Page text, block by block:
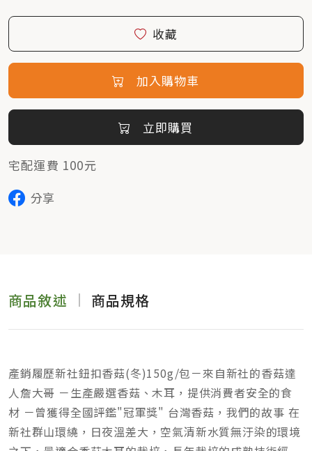
收藏
加入購物車
立即購買
宅配運費 100元
分享
商品敘述 商品規格
產銷履歷新社鈕扣香菇(冬)150g/包－來自新社的香菇達
人詹大哥 －生產嚴選香菇、木耳，提供消費者安全的食
材 －曾獲得全國評鑑"冠軍獎" 台灣香菇，我們的故事 在
新社群山環繞，日夜溫差大，空氣清新水質無汙染的環境